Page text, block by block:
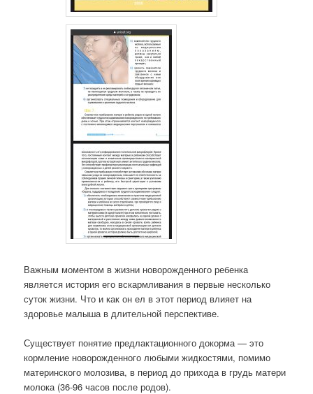
Важным моментом в жизни новорожденного ребенка
является история его вскармливания в первые несколько
суток жизни. Что и как он ел в этот период влияет на
здоровье малыша в длительной перспективе.
Существует понятие предлактационного докорма — это
кормление новорожденного любыми жидкостями, помимо
материнского молозива, в период до прихода в грудь матери
молока (36-96 часов после родов).